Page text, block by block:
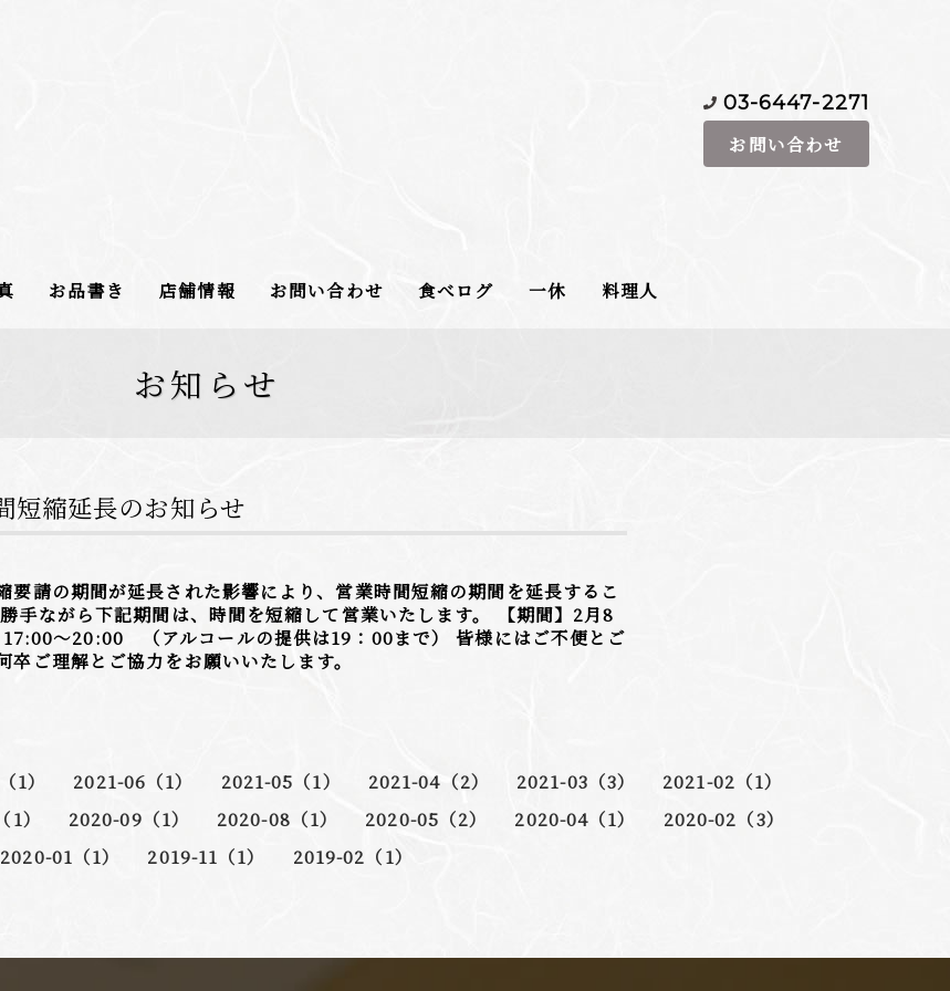
03-6447-2271
お問い合わせ
お品書き 店舗情報 お問い合わせ 食べログ 一休 料理人
お知らせ
短縮延長のお知らせ
要請の期間が延長された影響により、営業時間短縮の期間を延長するこ
手ながら下記期間は、時間を短縮して営業いたします。 【期間】2月8
17:00〜20:00 （アルコールの提供は19：00まで） 皆様にはご不便とご
ご理解とご協力をお願いいたします。
1） 2021-06（1） 2021-05（1） 2021-04（2） 2021-03（3）
2021-02（1）
） 2020-09（1） 2020-08（1） 2020-05（2） 2020-04（1）
2020-02（3）
2020-01（1）
2019-11（1） 2019-02（1）